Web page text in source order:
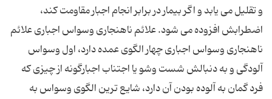
و تقلیل می ‌یابد و اگر بیمار در برابر انجام اجبار مقاومت کند،
اضطرابش افزوده می ‌شود. علائم ناهنجاری وسواس اجباری علائم
ناهنجاری وسواس اجباری چهار الگوی عمده دارد، اول وسواس
آلودگی و به دنبالش شست وشو یا اجتناب اجبارگونه از چیزی که
فرد گمان به آلوده بودن آن دارد، شایع ترین الگوی وسواس به